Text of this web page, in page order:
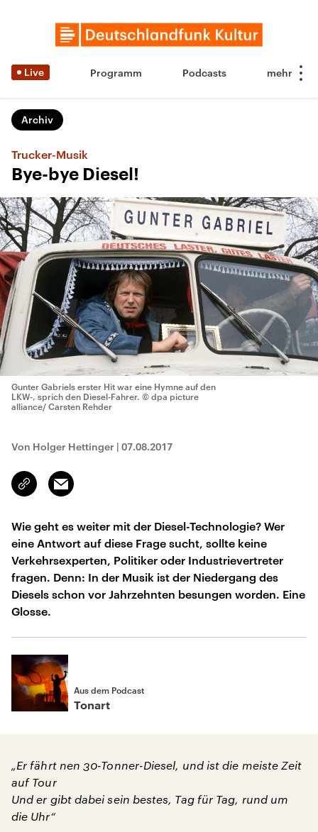
Live Programm Podcasts
Archiv
Trucker-Musik
Bye-bye Diesel!
Gunter Gabriels erster Hit war eine Hymne auf den
LKW-, sprich den Diesel-Fahrer. © dpa picture
alliance/ Carsten Rehder
Von Holger Hettinger | 07.08.2017
Link
kopieren/teilen
Email
Wie geht es weiter mit der Diesel-Technologie? Wer
eine Antwort auf diese Frage sucht, sollte keine
Verkehrsexperten, Politiker oder Industrievertreter
fragen. Denn: In der Musik ist der Niedergang des
Diesels schon vor Jahrzehnten besungen worden. Eine
Glosse.
Aus dem Podcast
Tonart
„Er fährt nen 30-Tonner-Diesel, und ist die meiste Zeit
auf Tour
Und er gibt dabei sein bestes, Tag für Tag, rund um
die Uhr“